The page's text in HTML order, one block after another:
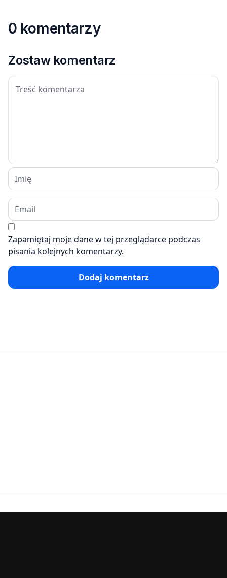
0 komentarzy
Zostaw komentarz
Zapamiętaj moje dane w tej przeglądarce podczas
pisania kolejnych komentarzy.
Dodaj komentarz